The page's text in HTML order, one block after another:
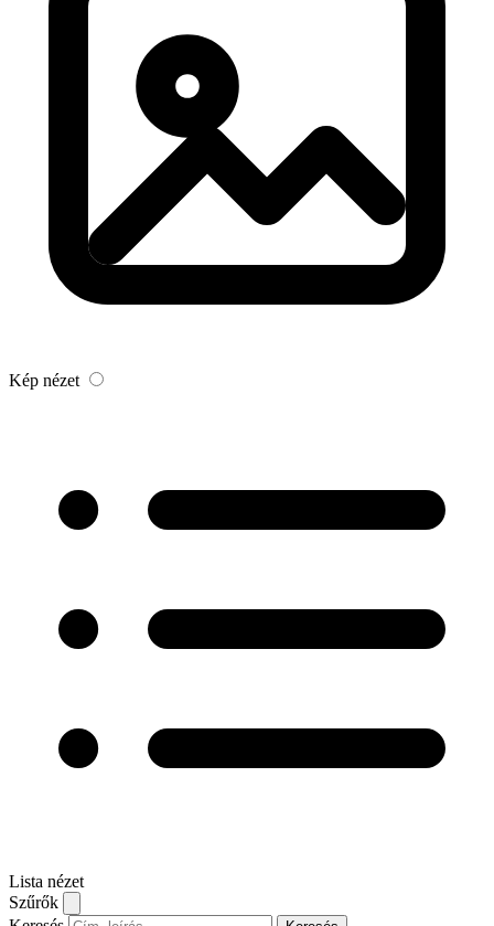
Kép nézet
Lista nézet
Szűrők